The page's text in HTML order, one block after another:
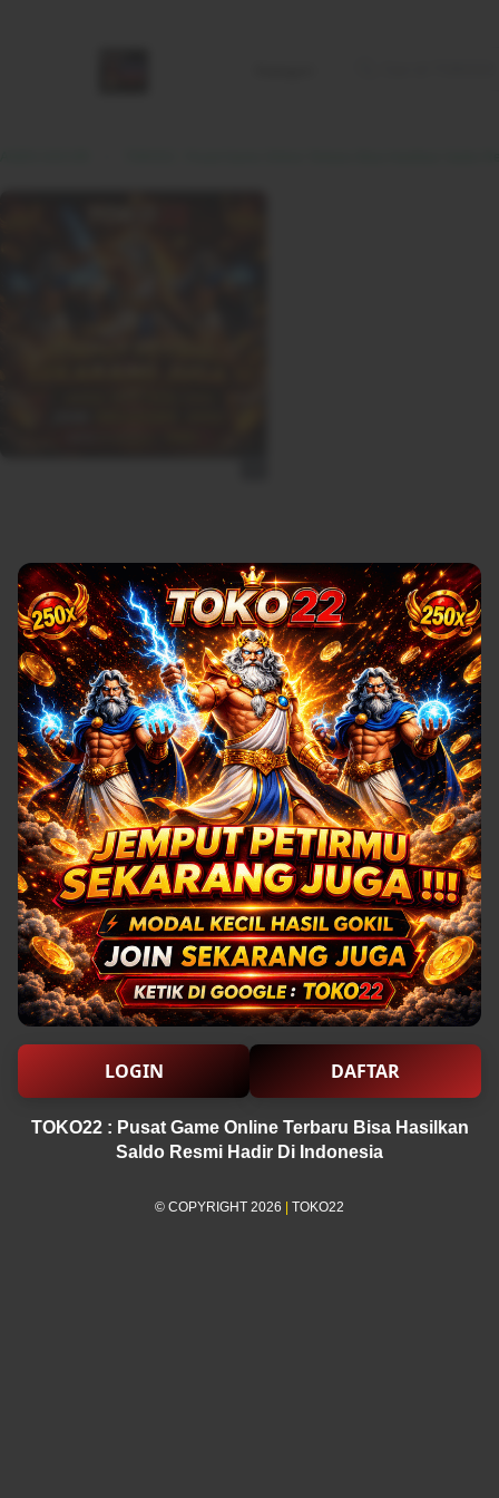
LOGIN DAFTAR
TOKO22 : Pusat Game Online Terbaru Bisa Hasilkan
Saldo Resmi Hadir Di Indonesia
© COPYRIGHT 2026 | TOKO22